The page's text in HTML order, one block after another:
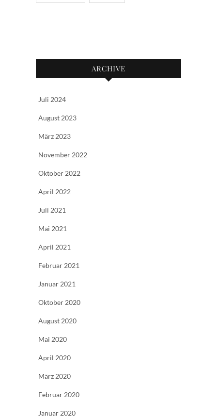
ARCHIVE
Juli 2024
August 2023
März 2023
November 2022
Oktober 2022
April 2022
Juli 2021
Mai 2021
April 2021
Februar 2021
Januar 2021
Oktober 2020
August 2020
Mai 2020
April 2020
März 2020
Februar 2020
Januar 2020